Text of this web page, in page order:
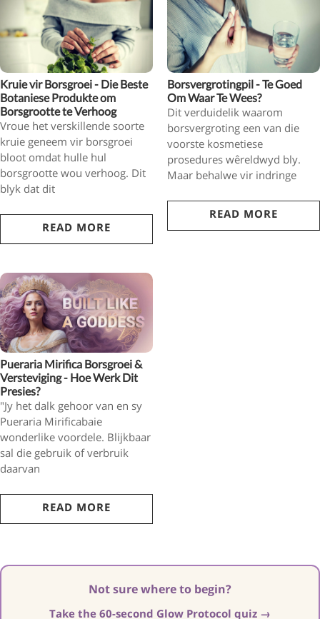
Kruie vir Borsgroei - Die Beste
Botaniese Produkte om
Borsgrootte te Verhoog
Vroue het verskillende soorte
kruie geneem vir borsgroei
bloot omdat hulle hul
borsgrootte wou verhoog. Dit
blyk dat dit
READ MORE
Borsvergrotingpil - Te Goed
Om Waar Te Wees?
Dit verduidelik waarom
borsvergroting een van die
voorste kosmetiese
prosedures wêreldwyd bly.
Maar behalwe vir indringe
READ MORE
Pueraria Mirifica Borsgroei &
Versteviging - Hoe Werk Dit
Presies?
"Jy het dalk gehoor van
Pueraria Mirifica
en sy
baie
wonderlike voordele. Blijkbaar
sal die gebruik of verbruik
daarvan
READ MORE
Not sure where to begin?
Take the 60-second Glow Protocol quiz →